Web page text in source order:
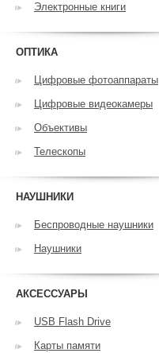
Электронные книги
ОПТИКА
Цифровые фотоаппараты
Цифровые видеокамеры
Объективы
Телескопы
НАУШНИКИ
Беспроводные наушники
Наушники
АКСЕССУАРЫ
USB Flash Drive
Карты памяти